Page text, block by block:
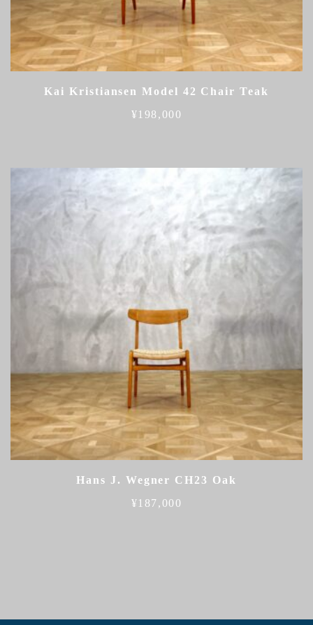
Kai Kristiansen Model 42 Chair Teak
¥198,000
Hans J. Wegner CH23 Oak
¥187,000